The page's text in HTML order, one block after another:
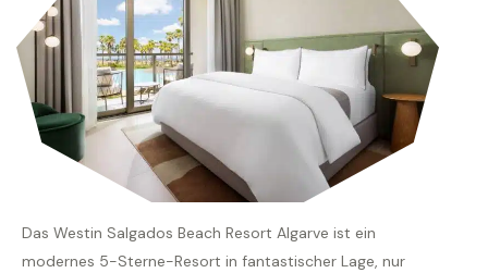
Das Westin Salgados Beach Resort Algarve ist ein
modernes 5-Sterne-Resort in fantastischer Lage, nur